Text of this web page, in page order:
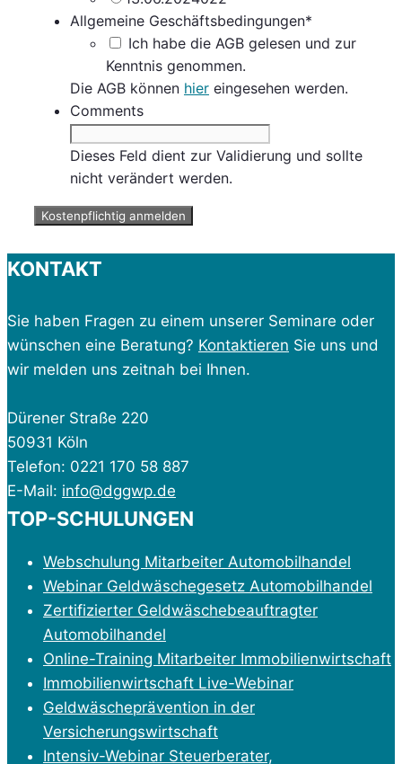
Allgemeine Geschäftsbedingungen*
Ich habe die AGB gelesen und zur
Kenntnis genommen.
Die AGB können hier eingesehen werden.
Comments
Dieses Feld dient zur Validierung und sollte
nicht verändert werden.
KONTAKT
Sie haben Fragen zu einem unserer Seminare oder
wünschen eine Beratung? Kontaktieren Sie uns und
wir melden uns zeitnah bei Ihnen.
Dürener Straße 220
50931 Köln
Telefon: 0221 170 58 887
E-Mail: info@dggwp.de
TOP-SCHULUNGEN
Webschulung Mitarbeiter Automobilhandel
Webinar Geldwäschegesetz Automobilhandel
Zertifizierter Geldwäschebeauftragter
Automobilhandel
Online-Training Mitarbeiter Immobilienwirtschaft
Immobilienwirtschaft Live-Webinar
Geldwäscheprävention in der
Versicherungswirtschaft
Intensiv-Webinar Steuerberater,